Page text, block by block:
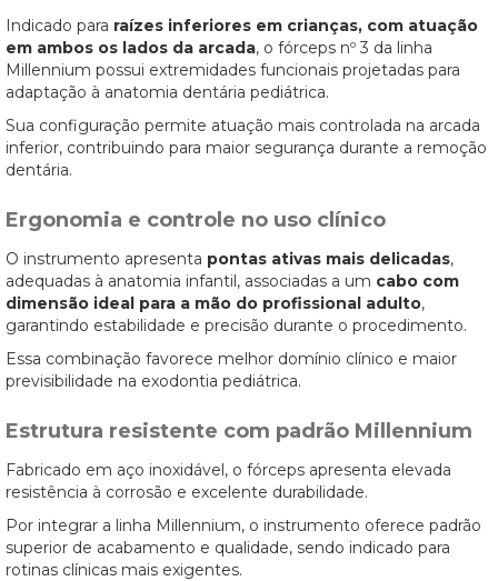
Indicado para raízes inferiores em crianças, com atuação
em ambos os lados da arcada, o fórceps nº 3 da linha
Millennium possui extremidades funcionais projetadas para
adaptação à anatomia dentária pediátrica.
Sua configuração permite atuação mais controlada na arcada
inferior, contribuindo para maior segurança durante a remoção
dentária.
Ergonomia e controle no uso clínico
O instrumento apresenta pontas ativas mais delicadas,
adequadas à anatomia infantil, associadas a um cabo com
dimensão ideal para a mão do profissional adulto,
garantindo estabilidade e precisão durante o procedimento.
Essa combinação favorece melhor domínio clínico e maior
previsibilidade na exodontia pediátrica.
Estrutura resistente com padrão Millennium
Fabricado em aço inoxidável, o fórceps apresenta elevada
resistência à corrosão e excelente durabilidade.
Por integrar a linha Millennium, o instrumento oferece padrão
superior de acabamento e qualidade, sendo indicado para
rotinas clínicas mais exigentes.